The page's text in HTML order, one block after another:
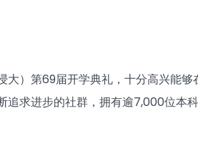
大）第69届开学典礼，十分高兴能
追求进步的社群，拥有逾7,000位